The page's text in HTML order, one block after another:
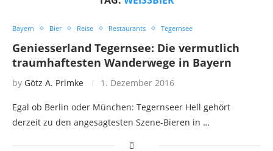
Bayern Bier Reise Restaurants Tegernsee
Geniesserland Tegernsee: Die vermutlich
traumhaftesten Wanderwege in Bayern
by Götz A. Primke 1. Dezember 2016
Egal ob Berlin oder München: Tegernseer Hell gehört
derzeit zu den angesagtesten Szene-Bieren in …